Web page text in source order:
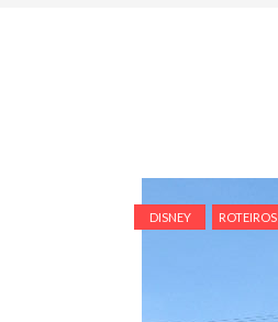
DISNEY ROTEIROS